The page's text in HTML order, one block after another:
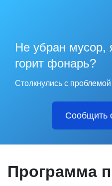
Не убран мусор,
горит фонарь?
Столкнулись с
Сообщить
Программа